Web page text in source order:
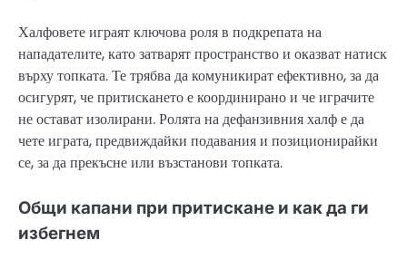
Халфовете играят ключова роля в подкрепата на
нападателите, като затварят пространство и оказват натиск
върху топката. Те трябва да комуникират ефективно, за да
осигурят, че притискането е координирано и че играчите
не остават изолирани. Ролята на дефанзивния халф е да
чете играта, предвиждайки подавания и позиционирайки
се, за да прекъсне или възстанови топката.
Общи капани при притискане и как да ги
избегнем